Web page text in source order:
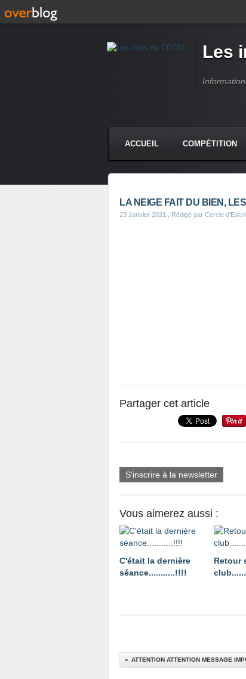
Les
ACCUEIL COMPÉTITION
LA NEIGE FAIT DU BIEN,
23 Janvier 2021 , Rédigé par Cercle
Partager cet article
S'inscrire à la newsletter
Vous aimerez aussi :
C'était la dernière
séance...........!!!!
Retour
ATTENTION ATTENTION MESSAGE